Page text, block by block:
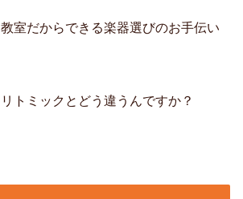
教室だからできる楽器選びのお手伝い
リトミックとどう違うんですか？